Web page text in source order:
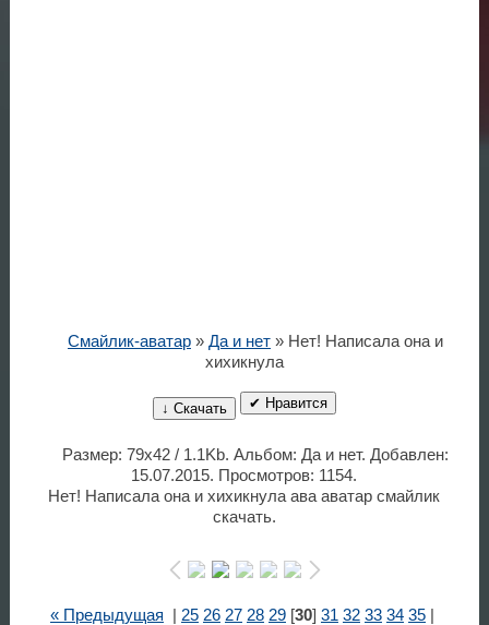
Смайлик-аватар» Да и нет» Нет! Написала она и
хихикнула
↓ Скачать ✔ Нравится
Размер: 79x42 / 1.1Kb. Альбом: Да и нет. Добавлен:
15.07.2015. Просмотров: 1154.
Нет! Написала она и хихикнула ава аватар смайлик
скачать.
« Предыдущая 25 26 27 28 29[30] 31 32 33 34 35|